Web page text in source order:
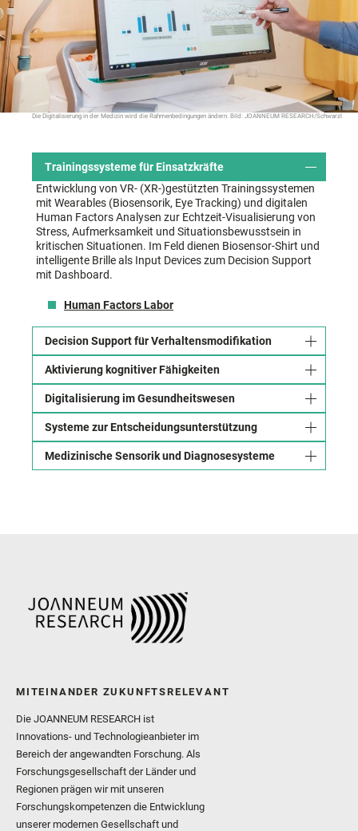
Die Digitalisierung in der Medizin wird die Rahmenbedingungen ändern. Bild: JOANNEUM RESEARCH/Schwarzl
Trainingssysteme für Einsatzkräfte
Entwicklung von VR- (XR-)gestützten Trainingssystemen
mit Wearables (Biosensorik, Eye Tracking) und digitalen
Human Factors Analysen zur Echtzeit-Visualisierung von
Stress, Aufmerksamkeit und Situationsbewusstsein in
kritischen Situationen. Im Feld dienen Biosensor-Shirt und
intelligente Brille als Input Devices zum Decision Support
mit Dashboard.
Human Factors Labor
Decision Support für Verhaltensmodifikation
Aktivierung kognitiver Fähigkeiten
Digitalisierung im Gesundheitswesen
Systeme zur Entscheidungsunterstützung
Medizinische Sensorik und Diagnosesysteme
MITEINANDER ZUKUNFTSRELEVANT
Die JOANNEUM RESEARCH ist
Innovations- und Technologieanbieter im
Bereich der angewandten Forschung. Als
Forschungsgesellschaft der Länder und
Regionen prägen wir mit unseren
Forschungskompetenzen die Entwicklung
unserer modernen Gesellschaft und